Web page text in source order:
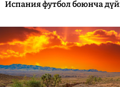
Испания футбол боюнча